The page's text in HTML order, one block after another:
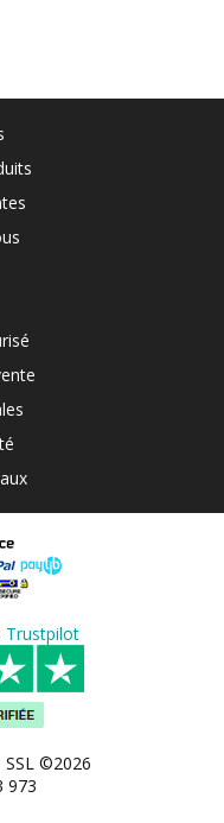
Trustpilot
SSL ©2026
973